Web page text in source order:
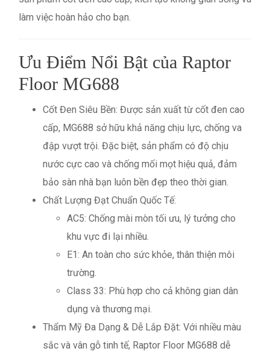
làm việc hoàn hảo cho bạn.
Ưu Điểm Nổi Bật của Raptor
Floor MG688
Cốt Đen Siêu Bền: Được sản xuất từ cốt đen cao
cấp, MG688 sở hữu khả năng chịu lực, chống va
đập vượt trội. Đặc biệt, sản phẩm có độ chịu
nước cực cao và chống mối mọt hiệu quả, đảm
bảo sàn nhà bạn luôn bền đẹp theo thời gian.
Chất Lượng Đạt Chuẩn Quốc Tế:
AC5: Chống mài mòn tối ưu, lý tưởng cho
khu vực đi lại nhiều.
E1: An toàn cho sức khỏe, thân thiện môi
trường.
Class 33: Phù hợp cho cả không gian dân
dụng và thương mại.
Thẩm Mỹ Đa Dạng & Dễ Lắp Đặt: Với nhiều màu
sắc và vân gỗ tinh tế, Raptor Floor MG688 dễ